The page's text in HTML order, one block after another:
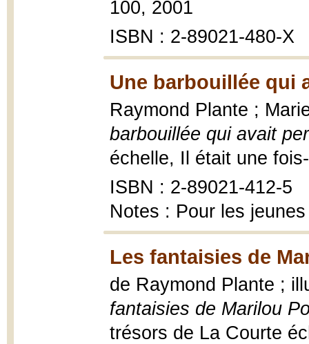
100, 2001
ISBN : 2-89021-480-X
Une barbouillée qui
Raymond Plante ;
barbouillée qui avait
échelle, Il était une
ISBN : 2-89021-412-5
Notes : Pour les jeunes
Les fantaisies de
de Raymond Plante ;
fantaisies de Marilou
trésors de La Courte